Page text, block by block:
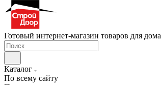
Готовый интернет-магазин товаров для дома
Каталог
По всему сайту